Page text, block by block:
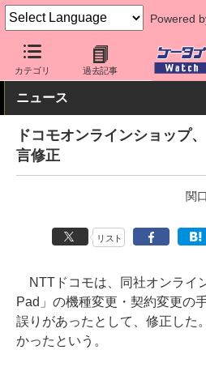
Powered
カテゴリ 過去記事
ケータイ Watch キャリア ドコモ
ニュース
ドコモオンラインショップ
言修正
関
リスト
NTTドコモは、同社オンライ
Pad」の機種変更・契約変更の
誤りがあったとして、修正した
かったという。